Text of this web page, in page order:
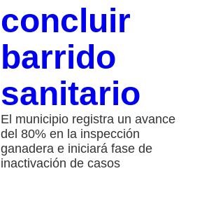
concluir
barrido
sanitario
El municipio registra un avance
del 80% en la inspección
ganadera e iniciará fase de
inactivación de casos